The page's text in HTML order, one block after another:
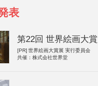
表
第22回 世界絵画大
[PR] 世界絵画大賞展 実行委員会
共催：株式会社世界堂